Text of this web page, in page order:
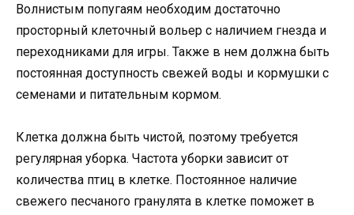
Волнистым попугаям необходим достаточно
просторный клеточный вольер с наличием гнезда и
переходниками для игры. Также в нем должна быть
постоянная доступность свежей воды и кормушки с
семенами и питательным кормом.
Клетка должна быть чистой, поэтому требуется
регулярная уборка. Частота уборки зависит от
количества птиц в клетке. Постоянное наличие
свежего песчаного гранулята в клетке поможет в